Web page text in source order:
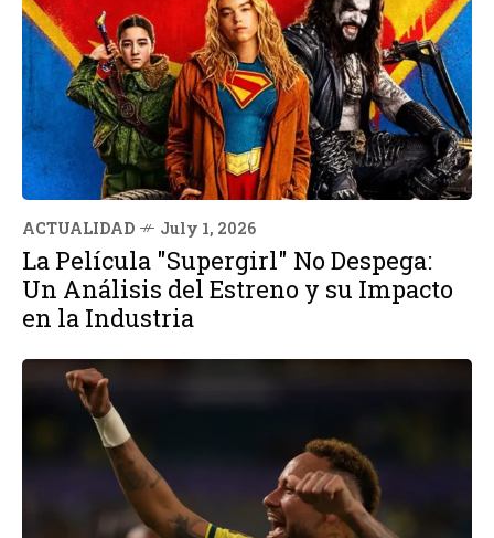
ACTUALIDAD July 1, 2026
La Película "Supergirl" No Despega:
Un Análisis del Estreno y su Impacto
en la Industria